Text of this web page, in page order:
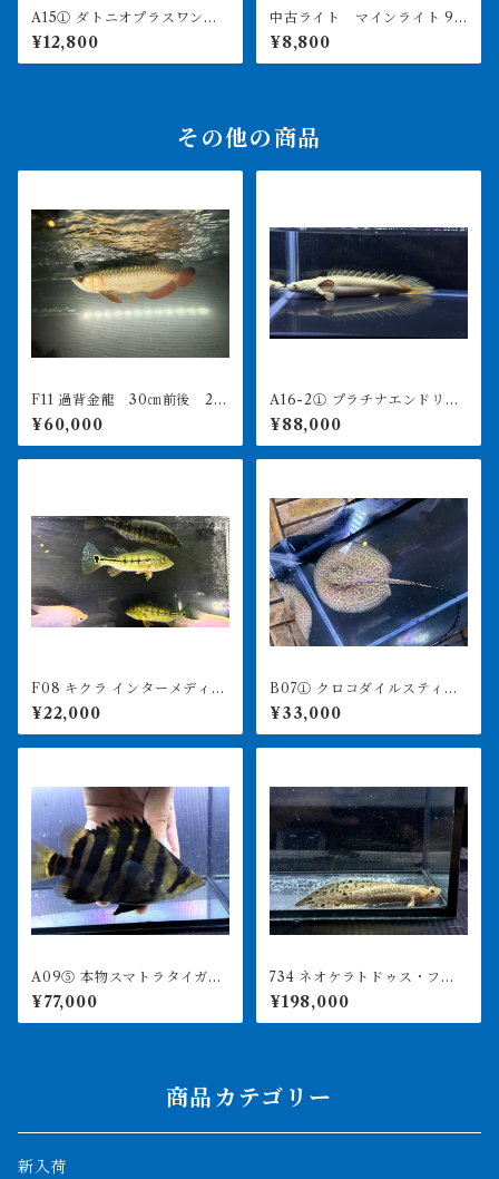
A15① ダトニオプラスワン
変わりバンド 12㎝前後
¥12,800
中古ライト マインライト 90
0用 美品 引き取り限定
¥8,800
その他の商品
F11 過背金龍 30㎝前後 25
¥60,000
A16-2① プラチナエンドリケ
リー 16㎝前後 4月29日輸
入
¥88,000
F08 キクラ インターメディ
ア 15-18㎝前後 ワイルド
¥22,000
B07① クロコダイルスティン
¥33,000
A09⑤ 本物スマトラタイガ
ー セミショート 17㎝前
後 イエロー
¥77,000
734 ネオケラトドゥス・フォ
ルステリ 17㎝前後 ブリス
ベンリバー 証明書あり 231
0
¥198,000
商品カテゴリー
新入荷